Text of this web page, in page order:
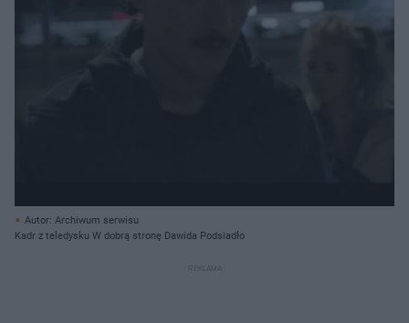
Autor: Archiwum serwisu
Kadr z teledysku W dobrą stronę Dawida Podsiadło